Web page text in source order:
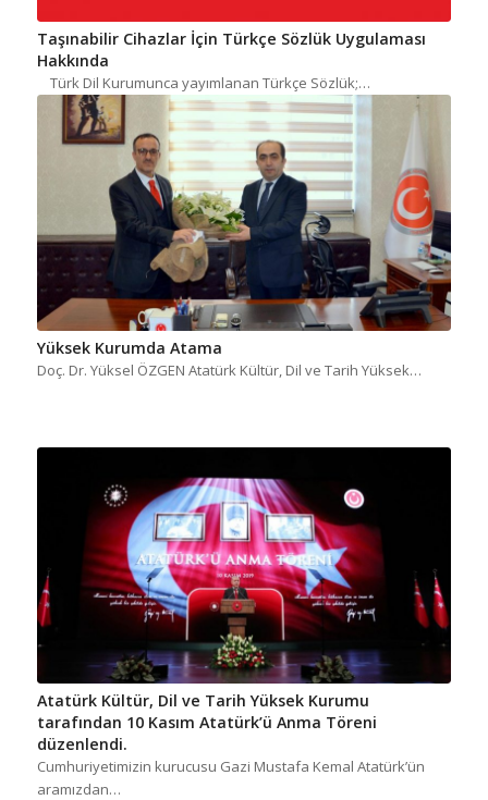
Taşınabilir Cihazlar İçin Türkçe Sözlük Uygulaması
Hakkında
Türk Dil Kurumunca yayımlanan Türkçe Sözlük;…
Yüksek Kurumda Atama
Doç. Dr. Yüksel ÖZGEN Atatürk Kültür, Dil ve Tarih Yüksek…
Atatürk Kültür, Dil ve Tarih Yüksek Kurumu
tarafından 10 Kasım Atatürk’ü Anma Töreni
düzenlendi.
Cumhuriyetimizin kurucusu Gazi Mustafa Kemal Atatürk’ün
aramızdan…